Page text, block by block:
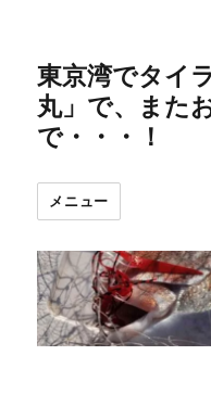
東京湾でタイ
丸」で、また
で・・・！
メニュー